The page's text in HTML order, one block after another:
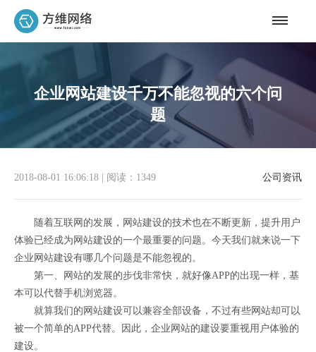
企业网站建设千万不能忽视的六个问
题
公司资讯
2018-08-01 16:06:18 阅读：1349
随着互联网的发展，网站建设的技术也在不断更新，提升用户
体验已经成为网站建设的一个最重要的问题。今天我们就来说一下
企业网站建设有哪几个问题是不能忽视的。
第一、网站的发展的步伐非常快，就好像APP的出现一样，基
本可以代替手机浏览器。
就算我们的网站建设可以兼容全部设备，不过有些网站却可以
被一个简单的APP代替。因此，企业网站的建设要重视用户体验的
建设。